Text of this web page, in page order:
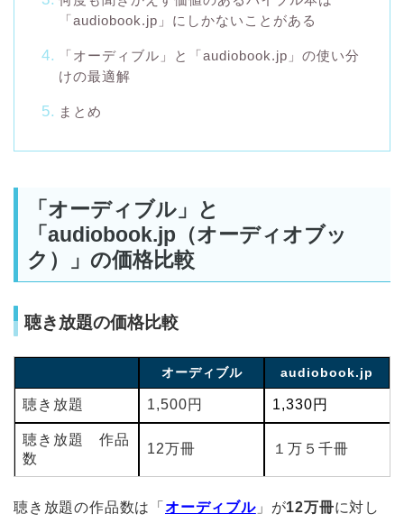
「audiobook.jp」にしかないことがある
「オーディブル」と「audiobook.jp」の使い分
けの最適解
まとめ
「オーディブル」と
「audiobook.jp（オーディオブッ
ク）」の価格比較
聴き放題の価格比較
オーディブル audiobook.jp
聴き放題 1,500円 1,330円
聴き放題 作品
数
12万冊 １万５千冊
聴き放題の作品数は「 オーディブル」が12万冊に対し